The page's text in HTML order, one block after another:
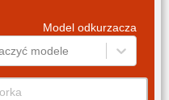
Model odkurzacza
modele